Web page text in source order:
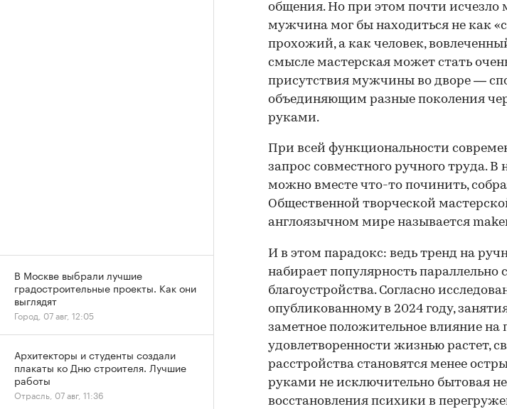
общения. Но при этом почти исчезло
мужчина мог бы находиться не как
прохожий, а как человек,
смысле мастерская может стать
присутствия мужчины во дворе —
объединяющим разные поколения
руками.
При всей функциональности
запрос совместного ручного труда. В
можно вместе что-то починить,
Общественной творческой
англоязычном мире называется
И в этом парадокс: ведь тренд на
набирает популярность параллельно
благоустройства. Согласно
опубликованному в 2024 году,
заметное положительное влияние на
удовлетворенности жизнью растет,
расстройства становятся менее
руками не исключительно бытовая
восстановления психики в
В Москве выбрали лучшие
градостроительные проекты. Как они
выглядят
Город, 07 авг, 12:05
Архитекторы и студенты создали
плакаты ко Дню строителя. Лучшие
работы
Отрасль, 07 авг, 11:36